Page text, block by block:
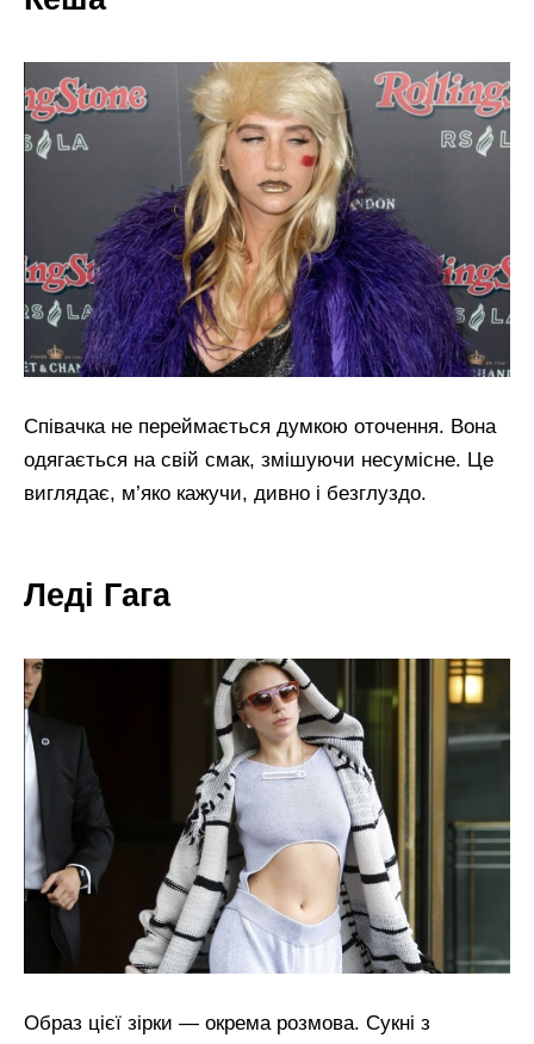
Співачка не переймається думкою оточення. Вона
одягається на свій смак, змішуючи несумісне. Це
виглядає, м’яко кажучи, дивно і безглуздо.
Леді Гага
Образ цієї зірки — окрема розмова. Сукні з